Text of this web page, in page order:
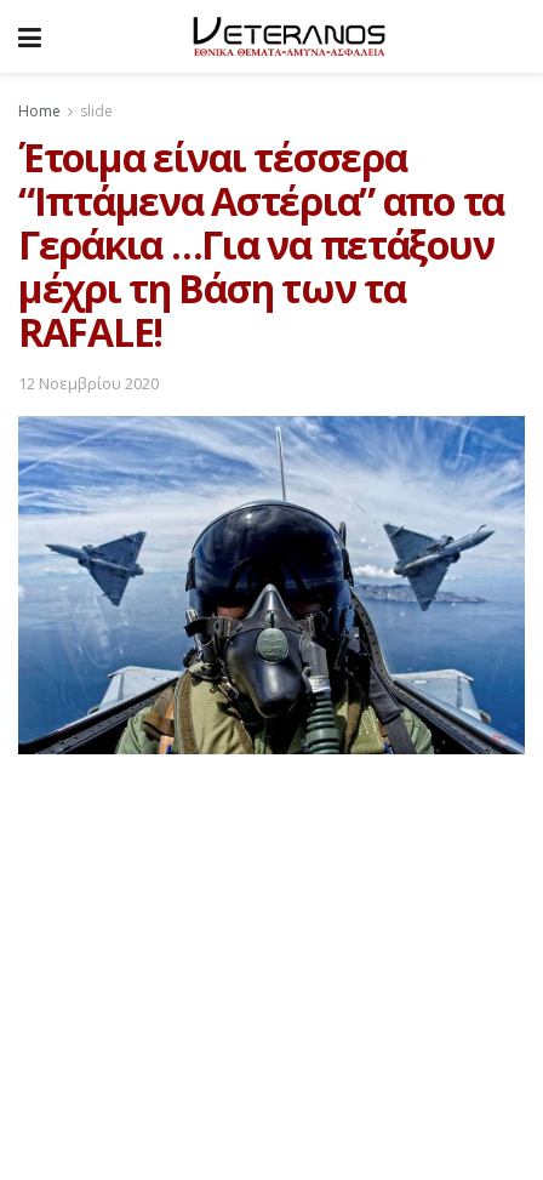
Home slide
Έτοιμα είναι τέσσερα
“Ιπτάμενα Αστέρια” απο τα
Γεράκια …Για να πετάξουν
μέχρι τη Βάση των τα
RAFALE!
12 Νοεμβρίου 2020